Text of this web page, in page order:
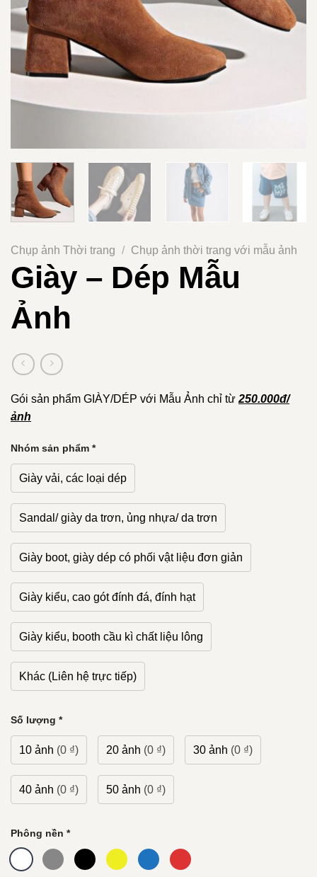
Chụp ảnh Thời trang / Chụp ảnh thời trang với mẫu ảnh
Giày – Dép Mẫu
Ảnh
Gói sản phẩm GIÀY/DÉP với Mẫu Ảnh chỉ từ 250.000đ/
ảnh
Nhóm sản phẩm *
Giày vải, các loại dép
Sandal/ giày da trơn, ủng nhựa/ da trơn
Giày boot, giày dép có phối vật liệu đơn giản
Giày kiểu, cao gót đính đá, đính hạt
Giày kiểu, booth cầu kì chất liệu lông
Khác (Liên hệ trực tiếp)
Số lượng *
10 ảnh (0 ₫) 20 ảnh (0 ₫) 30 ảnh (0 ₫)
40 ảnh (0 ₫) 50 ảnh (0 ₫)
Phông nền *